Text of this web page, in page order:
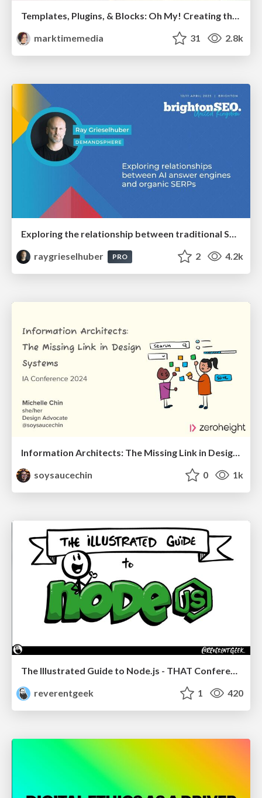
Templates, Plugins, & Blocks: Oh My! Creating the theme that thinks of everything
marktimemedia
31 2.8k
Exploring the relationship between traditional SERPs and Gen AI search
raygrieselhuber
PRO 2 4.2k
soysaucechin
0 1k
The Illustrated Guide to Node.js - THAT Conference 2024
reverentgeek
1 420